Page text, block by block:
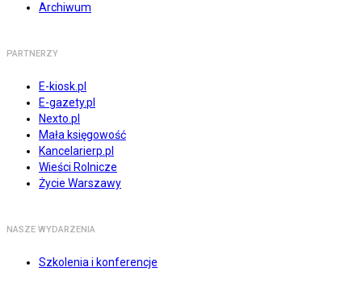
Archiwum
PARTNERZY
E-kiosk.pl
E-gazety.pl
Nexto.pl
Mała księgowość
Kancelarierp.pl
Wieści Rolnicze
Życie Warszawy
NASZE WYDARZENIA
Szkolenia i konferencje